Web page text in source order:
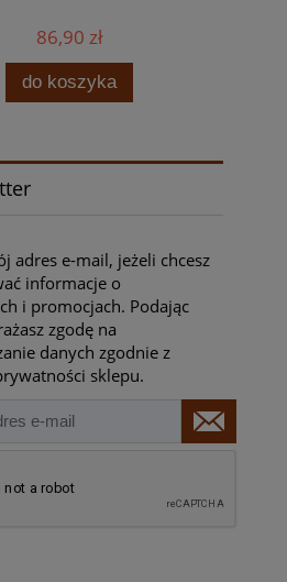
86,90 zł
do koszyka
adres e-mail, jeżeli chcesz
informacje o
i promocjach. Podając
zgodę na
danych zgodnie z
sklepu.